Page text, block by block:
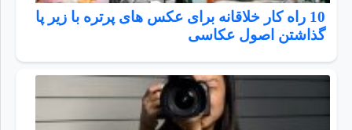
10 راه کار خلاقانه برای عکس های پرتره با زیر پا
گذاشتن اصول عکاسی